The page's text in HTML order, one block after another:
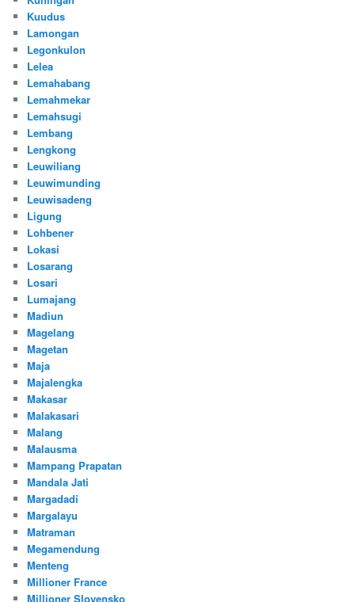
Kuudus
Lamongan
Legonkulon
Lelea
Lemahabang
Lemahmekar
Lemahsugi
Lembang
Lengkong
Leuwiliang
Leuwimunding
Leuwisadeng
Ligung
Lohbener
Lokasi
Losarang
Losari
Lumajang
Madiun
Magelang
Magetan
Maja
Majalengka
Makasar
Malakasari
Malang
Malausma
Mampang Prapatan
Mandala Jati
Margadadi
Margalayu
Matraman
Megamendung
Menteng
Millioner France
Millioner Slovensko